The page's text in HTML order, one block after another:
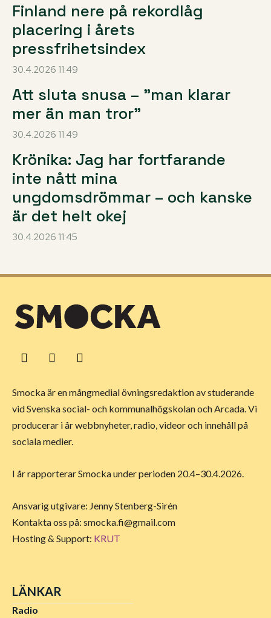
Finland nere på rekordlåg
placering i årets
pressfrihetsindex
30.4.2026 11:49
Att sluta snusa – ”man klarar
mer än man tror”
30.4.2026 11:49
Krönika: Jag har fortfarande
inte nått mina
ungdomsdrömmar – och kanske
är det helt okej
30.4.2026 11:45
Smocka är en mångmedial övningsredaktion av studerande
vid Svenska social- och kommunalhögskolan och Arcada. Vi
producerar i år webbnyheter, radio, videor och innehåll på
sociala medier.
I år rapporterar Smocka under perioden 20.4–30.4.2026.
Ansvarig utgivare: Jenny Stenberg-Sirén
Kontakta oss på: smocka.fi@gmail.com
Hosting & Support: KRUT
LÄNKAR
Radio